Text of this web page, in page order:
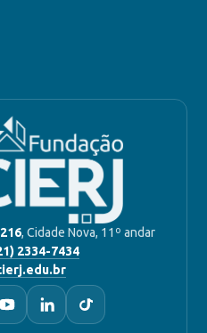
, Cidade Nova, 11º andar
2334-7434